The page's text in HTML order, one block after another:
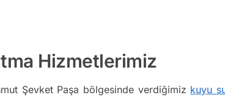
Hizmetlerimiz
Şevket Paşa bölgesinde verdiğimiz kuyu